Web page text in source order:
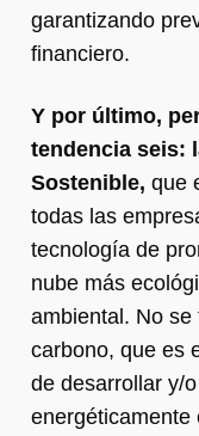
garantizando
financiero.
Y por último,
tendencia seis:
Sostenible, que
todas las
tecnología de
nube más
ambiental. No
carbono, que es
de desarrollar y/
energéticamente